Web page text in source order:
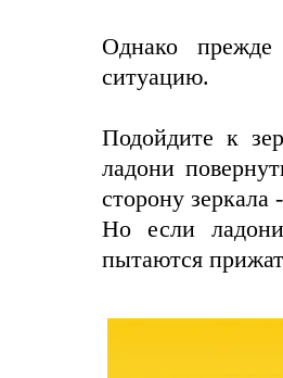
Однако прежде
ситуацию.
Подойдите к
ладони
сторону зеркала
Но если
пытаются